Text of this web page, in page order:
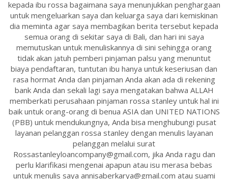
kepada ibu rossa bagaimana saya menunjukkan penghargaan
untuk mengeluarkan saya dan keluarga saya dari kemiskinan
dia meminta agar saya membagikan berita tersebut kepada
semua orang di sekitar saya di Bali, dan hari ini saya
memutuskan untuk menuliskannya di sini sehingga orang
tidak akan jatuh pemberi pinjaman palsu yang menuntut
biaya pendaftaran, tuntutan ibu hanya untuk keseriusan dan
rasa hormat Anda dan pinjaman Anda akan ada di rekening
bank Anda dan sekali lagi saya mengatakan bahwa ALLAH
memberkati perusahaan pinjaman rossa stanley untuk hal ini
baik untuk orang-orang di benua ASIA dan UNITED NATIONS
(PBB) untuk mendukungnya, Anda bisa menghubungi pusat
layanan pelanggan rossa stanley dengan menulis layanan
pelanggan melalui surat
Rossastanleyloancompany@gmail.com, jika Anda ragu dan
perlu klarifikasi mengenai apapun atau isu merasa bebas
untuk menulis saya annisaberkarya@gmail.com atau suami